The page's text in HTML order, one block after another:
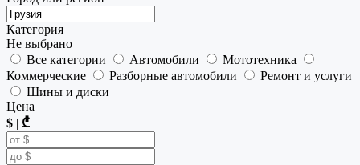
Категория
Не выбрано
Все категории
Автомобили
Мототехника
Коммерческие
Разборные автомобили
Ремонт и услуги
Шины и диски
Цена
$ | ₾